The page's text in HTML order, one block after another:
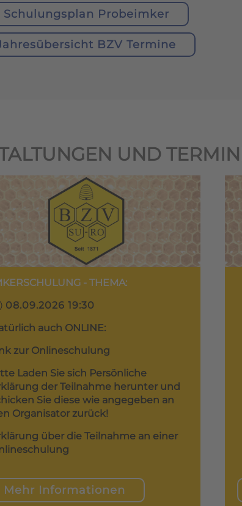
Schulungsplan Probeimker
BZV Termine
UND
- THEMA:
08.09.2026 19:30
auch ONLINE:
zur Onlineschulung
Laden Sie sich Persönliche
der Teilnahme herunter und
Sie diese wie angegeben an
Organisator zurück!
über die Teilnahme an einer
Mehr Informationen